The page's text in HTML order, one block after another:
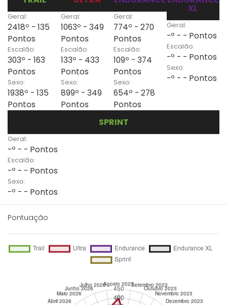
Geral:
2418º - 135
Pontos
Escalão:
303º - 163
Pontos
Sexo:
1938º - 135
Pontos
Geral:
1063º - 349
Pontos
Escalão:
133º - 433
Pontos
Sexo:
899º - 349
Pontos
Geral:
774º - 270
Pontos
Escalão:
109º - 374
Pontos
Sexo:
654º - 278
Pontos
XL
Geral:
-º - - Pontos
Escalão:
-º - - Pontos
Sexo:
-º - - Pontos
SPRINT
Geral:
-º - - Pontos
Escalão:
-º - - Pontos
Sexo:
-º - - Pontos
Pontuação